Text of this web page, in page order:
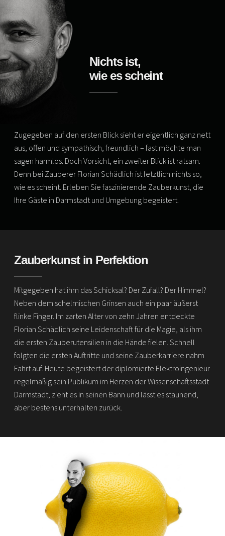
Nichts ist,
wie es scheint
Zugegeben auf den ersten Blick sieht er eigentlich ganz nett
aus, offen und sympathisch, freundlich – fast möchte man
sagen harmlos. Doch Vorsicht, ein zweiter Blick ist ratsam.
Denn bei Zauberer Florian Schädlich ist letztlich nichts so,
wie es scheint. Erleben Sie faszinierende Zauberkunst, die
Ihre Gäste in Darmstadt und Umgebung begeistert.
Zauberkunst in Perfektion
Mitgegeben hat ihm das Schicksal? Der Zufall? Der Himmel?
Neben dem schelmischen Grinsen auch ein paar äußerst
flinke Finger. Im zarten Alter von zehn Jahren entdeckte
Florian Schädlich seine Leidenschaft für die Magie, als ihm
die ersten Zauberutensilien in die Hände fielen. Schnell
folgten die ersten Auftritte und seine Zauberkarriere nahm
Fahrt auf. Heute begeistert der diplomierte Elektroingenieur
regelmäßig sein Publikum im Herzen der Wissenschaftsstadt
Darmstadt, zieht es in seinen Bann und lässt es staunend,
aber bestens unterhalten zurück.